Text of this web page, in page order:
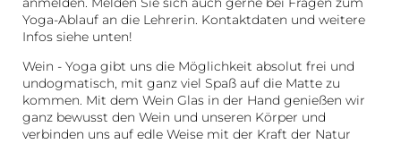
Yoga-Ablauf an die Lehrerin. Kontaktdaten und weitere
Infos siehe unten!
Wein - Yoga gibt uns die Möglichkeit absolut frei und
undogmatisch, mit ganz viel Spaß auf die Matte zu
kommen. Mit dem Wein Glas in der Hand genießen wir
ganz bewusst den Wein und unseren Körper und
verbinden uns auf edle Weise mit der Kraft der Natur